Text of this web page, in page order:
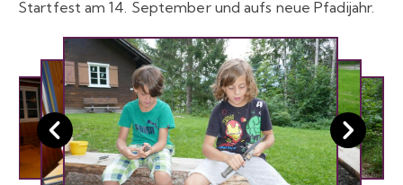
Startfest am 14. September und aufs neue Pfadijahr.